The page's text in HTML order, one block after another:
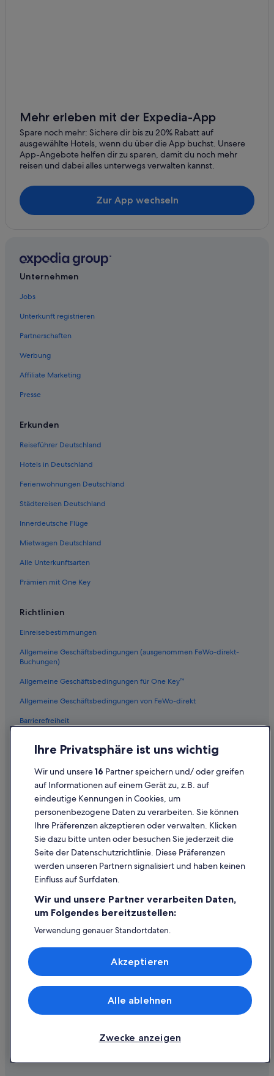
Mehr erleben mit der Expedia-App
Spare noch mehr: Sichere dir bis zu 20% Rabatt auf
ausgewählte Hotels, wenn du über die App buchst. Unsere
App-Angebote helfen dir zu sparen, damit du noch mehr
reisen und dabei alles unterwegs verwalten kannst.
Zur App wechseln
Unternehmen
Jobs
Unterkunft registrieren
Partnerschaften
Werbung
Affiliate Marketing
Presse
Erkunden
Reiseführer Deutschland
Hotels in Deutschland
Ferienwohnungen Deutschland
Städtereisen Deutschland
Innerdeutsche Flüge
Mietwagen Deutschland
Alle Unterkunftsarten
Prämien mit One Key
Richtlinien
Einreisebestimmungen
Allgemeine Geschäftsbedingungen (ausgenommen FeWo-direkt-
Buchungen)
Allgemeine Geschäftsbedingungen für One Key™
Allgemeine Geschäftsbedingungen von FeWo-direkt
Barrierefreiheit
Inhaltsrichtlinien und Melden von Inhalten
Hilfe
Hilfe
Flug stornieren
Rückerstattungsdauer
Expedia-Gutschein einlösen
Internationale Reisedokumente
© 2026 Expedia, Inc., ein Unternehmen der Expedia Group. Alle Rechte
vorbehalten. Expedia und das Expedia-Logo sind Handelsmarken oder
Ihre Privatsphäre ist uns wichtig
Wir und unsere16 Partner speichern und/ oder greifen
auf Informationen auf einem Gerät zu, z.B. auf
eindeutige Kennungen in Cookies, um
personenbezogene Daten zu verarbeiten. Sie können
Ihre Präferenzen akzeptieren oder verwalten. Klicken
Sie dazu bitte unten oder besuchen Sie jederzeit die
Seite der Datenschutzrichtlinie. Diese Präferenzen
werden unseren Partnern signalisiert und haben keinen
Einfluss auf Surfdaten.
Wir und unsere Partner verarbeiten Daten,
um Folgendes bereitzustellen:
Verwendung genauer Standortdaten.
Speichern von oder Zugriff auf Informationen auf einem
Endgerät. Personalisierte Werbung und Inhalte, Messung
von Werbeleistung und der Performance von Inhalten,
Liste der Partner (Lieferanten)
Zwecke anzeigen
Alle ablehnen
Akzeptieren